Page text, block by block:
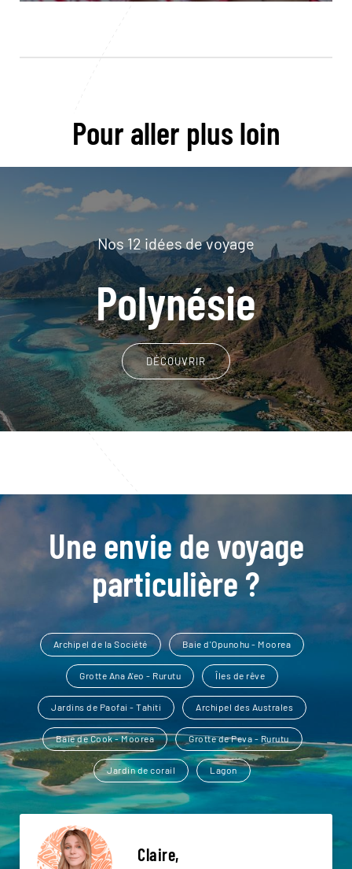
Pour aller plus loin
Nos 12 idées de voyage
Polynésie
DÉCOUVRIR
Une envie de voyage
particulière ?
Archipel de la Société Baie d'Opunohu - Moorea
Grotte Ana A'eo - Rurutu Îles de rêve
Jardins de Paofai - Tahiti Archipel des Australes
Baie de Cook - Moorea Grotte de Peva - Rurutu
Jardin de corail Lagon
Claire,